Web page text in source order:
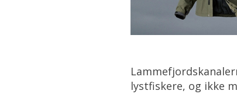
lystfiskere, og ikke